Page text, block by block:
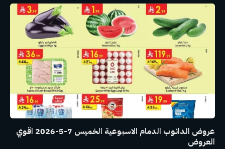
عروض الدانوب الدمام الاسبوعية الخميس 7-5-2026 اقوي
العروض